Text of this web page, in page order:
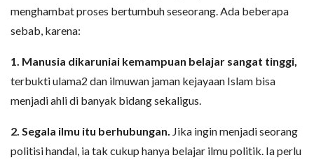
menghambat proses bertumbuh seseorang. Ada beberapa
sebab, karena:
1. Manusia dikaruniai kemampuan belajar sangat tinggi,
terbukti ulama2 dan ilmuwan jaman kejayaan Islam bisa
menjadi ahli di banyak bidang sekaligus.
2. Segala ilmu itu berhubungan. Jika ingin menjadi seorang
politisi handal, ia tak cukup hanya belajar ilmu politik. Ia perlu